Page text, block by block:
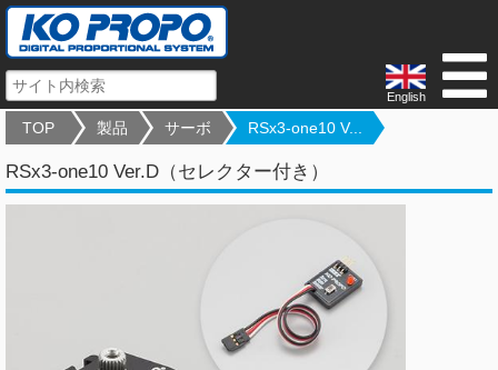
English
TOP 製品 サーボ RSx3-one10 V...
RSx3-one10 Ver.D（セレクター付き）